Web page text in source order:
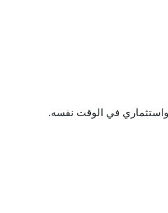
في الوقت نفسه.